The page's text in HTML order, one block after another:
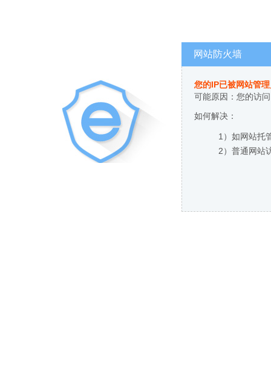
网站防火墙
您的IP已被网站管
可能原因：您的访
如何解决：
1）如网站托
2）普通网站